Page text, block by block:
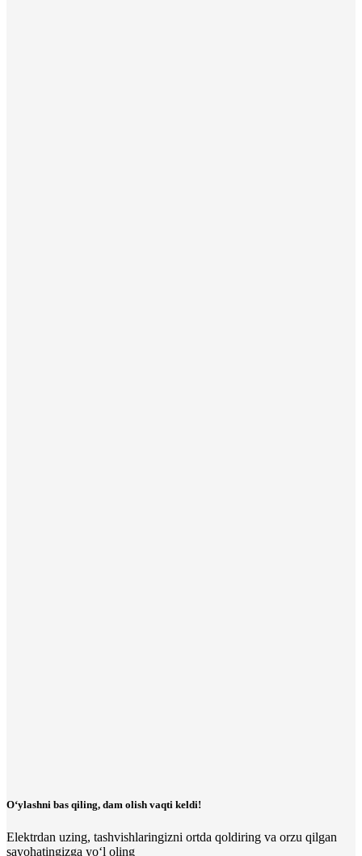
O‘ylashni bas qiling, dam olish vaqti keldi!
Elektrdan uzing, tashvishlaringizni ortda qoldiring va orzu qilgan
sayohatingizga yo‘l oling